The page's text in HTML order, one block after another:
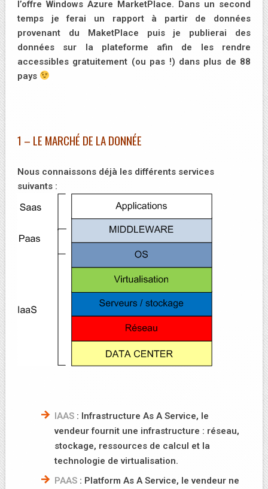
l’offre Windows Azure MarketPlace. Dans un second
temps je ferai un rapport à partir de données
provenant du MaketPlace puis je publierai des
données sur la plateforme afin de les rendre
accessibles gratuitement (ou pas !) dans plus de 88
pays
1 – LE MARCHÉ DE LA DONNÉE
Nous connaissons déjà les différents services
suivants :
IAAS : Infrastructure As A Service, le
vendeur fournit une infrastructure : réseau,
stockage, ressources de calcul et la
technologie de virtualisation.
PAAS : Platform As A Service, le vendeur ne